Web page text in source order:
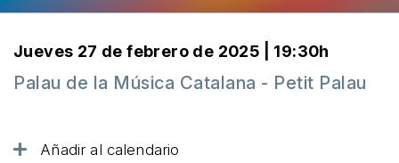
Jueves 27 de febrero de 2025 | 19:30h
Palau de la Música Catalana - Petit Palau
Añadir al calendario